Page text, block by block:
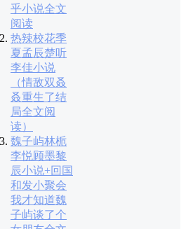
乎小说全文
阅读
热辣校花季
夏孟辰楚听
李佳小说
（情敌双叒
叒重生了结
局全文阅
读）
魏子屿林栀
李悦顾墨黎
辰小说+回国
和发小聚会
我才知道魏
子屿谈了个